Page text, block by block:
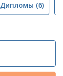
Дипломы (6)